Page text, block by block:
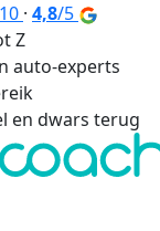
· 4,8/5
Z
auto-experts
en dwars terug